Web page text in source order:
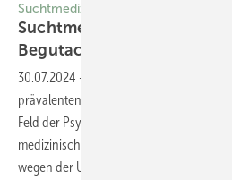
Suchtmedizin
Suchtmedizin in der
Begutachtung
30.07.2024 -
prävalenten und sehr wichtigen –
Feld der Psychiatrie und
medizinische Aspekte in der
wegen der Unterschiedlichkeit der